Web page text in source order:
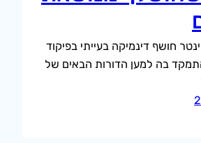
חושף דינמיקה בעייתי בפיקוד
בה למען הדורות הבאים של